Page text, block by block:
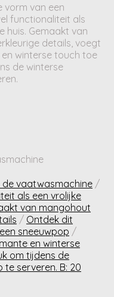
vorm van een
functionaliteit als
huis. Gemaakt van
details, voegt
winterse touch toe
de winterse
de vaatwasmachine /
als een vrolijke
van mangohout
/ Ontdek dit
sneeuwpop /
en winterse
om tijdens de
serveren. B: 20